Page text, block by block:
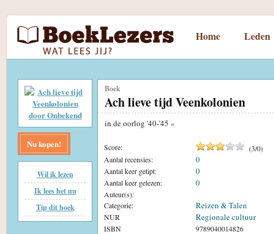
Home Leden
Nu kopen!
Wil ik lezen
Ik lees het nu
Tip dit boek
Boek
Ach lieve tijd Veenkolonien
in de oorlog '40-'45 «
Score: (3/0)
Aantal recensies:
0
Aantal keer getipt: 0
Aantal keer gelezen: 0
Auteur(s):
Categorie:
Reizen & Talen
NUR Regionale cultuur
ISBN 9789040014826